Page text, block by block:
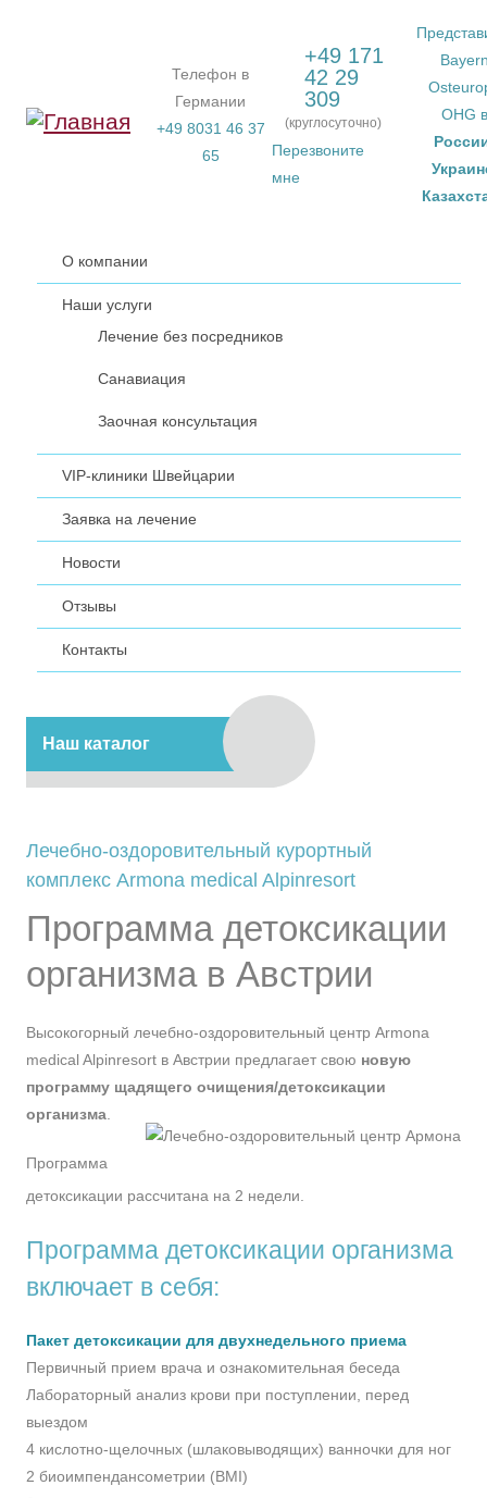
Телефон в
Германии
+49 8031 46 37
65
+49 171
42 29
309
(круглосуточно)
Перезвоните
мне
OHG в
О компании
Наши услуги
Лечение без посредников
Санавиация
Заочная консультация
VIP-клиники Швейцарии
Заявка на лечение
Новости
Отзывы
Контакты
Наш каталог
Лечебно-оздоровительный курортный
комплекс Armona medical Alpinresort
Программа детоксикации
организма в Австрии
Высокогорный лечебно-оздоровительный центр Armona
medical Alpinresort в Австрии предлагает свою новую
программу щадящего очищения/детоксикации
организма
Программа
детоксикации рассчитана на 2 недели.
Программа детоксикации организма
включает в себя:
Пакет детоксикации для двухнедельного приема
Первичный прием врача и ознакомительная беседа
Лабораторный анализ крови при поступлении, перед
выездом
4 кислотно-щелочных (шлаковыводящих) ванночки для ног
2 биоимпендансометрии (BMI)